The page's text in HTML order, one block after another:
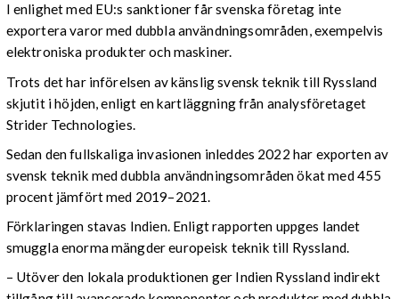
I enlighet med EU:s sanktioner får svenska företag inte
exportera varor med dubbla användningsområden, exempelvis
elektroniska produkter och maskiner.
Trots det har införelsen av känslig svensk teknik till Ryssland
skjutit i höjden, enligt en kartläggning från analysföretaget
Strider Technologies.
Sedan den fullskaliga invasionen inleddes 2022 har exporten av
svensk teknik med dubbla användningsområden ökat med 455
procent jämfört med 2019–2021.
Förklaringen stavas Indien. Enligt rapporten uppges landet
smuggla enorma mängder europeisk teknik till Ryssland.
– Utöver den lokala produktionen ger Indien Ryssland indirekt